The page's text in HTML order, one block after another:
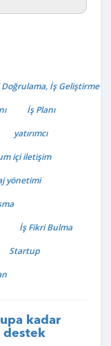
İş Geliştirme
İş Planı
yatırımcı
içi iletişim
yönetimi
İş Fikri Bulma
Startup
kadar
destek